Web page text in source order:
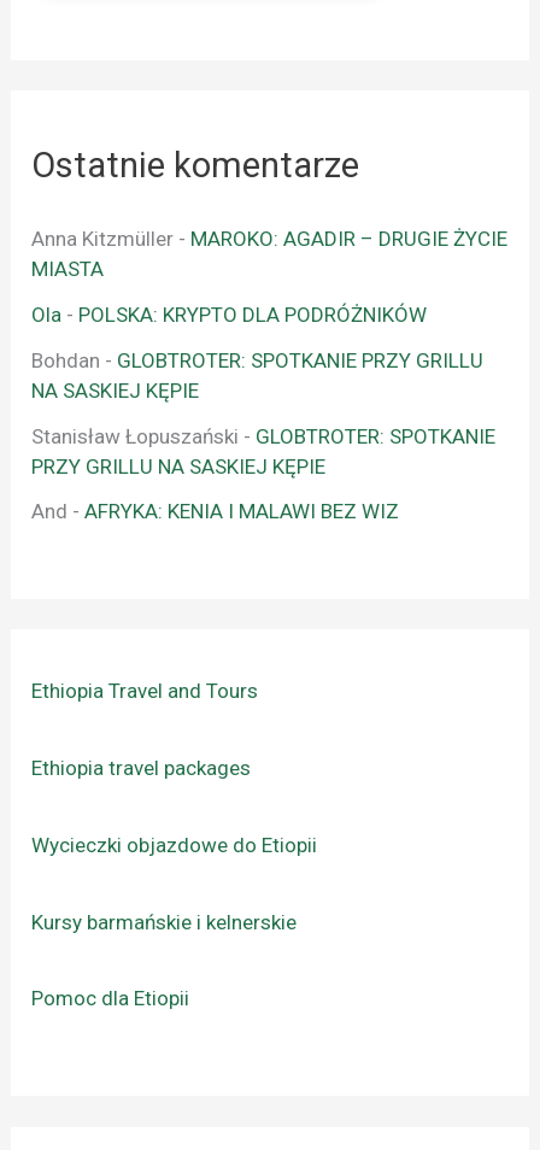
Ostatnie komentarze
Anna Kitzmüller - MAROKO: AGADIR – DRUGIE ŻYCIE
MIASTA
Ola - POLSKA: KRYPTO DLA PODRÓŻNIKÓW
Bohdan - GLOBTROTER: SPOTKANIE PRZY GRILLU
NA SASKIEJ KĘPIE
Stanisław Łopuszański - GLOBTROTER: SPOTKANIE
PRZY GRILLU NA SASKIEJ KĘPIE
And -AFRYKA: KENIA I MALAWI BEZ WIZ
Ethiopia Travel and Tours
Ethiopia travel packages
Wycieczki objazdowe do Etiopii
Kursy barmańskie i kelnerskie
Pomoc dla Etiopii